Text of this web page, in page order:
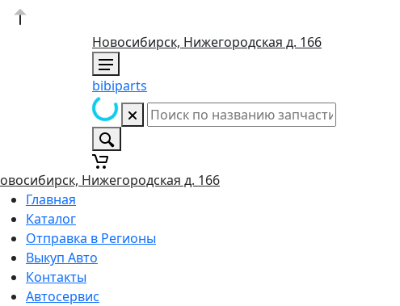
Новосибирск, Нижегородская д. 166
bibiparts
Нижегородская д. 166
Главная
Каталог
Отправка в Регионы
Выкуп Авто
Контакты
Автосервис